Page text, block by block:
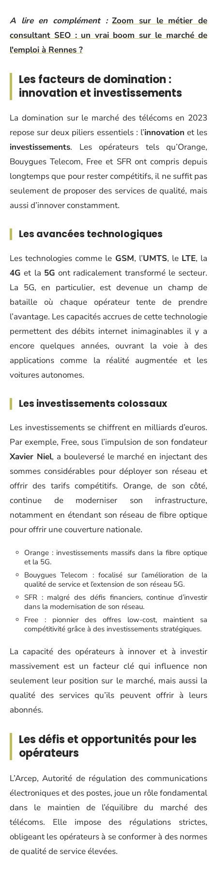
A lire en complément : Zoom sur le métier de
consultant SEO : un vrai boom sur le marché de
l'emploi à Rennes ?
Les facteurs de domination :
innovation et investissements
La domination sur le marché des télécoms en 2023
repose sur deux piliers essentiels : l’innovation et les
investissements. Les opérateurs tels qu’Orange,
Bouygues Telecom, Free et SFR ont compris depuis
longtemps que pour rester compétitifs, il ne suffit pas
seulement de proposer des services de qualité, mais
aussi d’innover constamment.
Les avancées technologiques
Les technologies comme le GSM, l’UMTS, le LTE, la
4G et la 5G ont radicalement transformé le secteur.
La 5G, en particulier, est devenue un champ de
bataille où chaque opérateur tente de prendre
l’avantage. Les capacités accrues de cette technologie
permettent des débits internet inimaginables il y a
encore quelques années, ouvrant la voie à des
applications comme la réalité augmentée et les
voitures autonomes.
Les investissements colossaux
Les investissements se chiffrent en milliards d’euros.
Par exemple, Free, sous l’impulsion de son fondateur
Xavier Niel, a bouleversé le marché en injectant des
sommes considérables pour déployer son réseau et
offrir des tarifs compétitifs. Orange, de son côté,
continue de moderniser son infrastructure,
notamment en étendant son réseau de fibre optique
pour offrir une couverture nationale.
Orange : investissements massifs dans la fibre optique
et la 5G.
Bouygues Telecom : focalisé sur l’amélioration de la
qualité de service et l’extension de son réseau 5G.
SFR : malgré des défis financiers, continue d’investir
dans la modernisation de son réseau.
Free : pionnier des offres low-cost, maintient sa
compétitivité grâce à des investissements stratégiques.
La capacité des opérateurs à innover et à investir
massivement est un facteur clé qui influence non
seulement leur position sur le marché, mais aussi la
qualité des services qu’ils peuvent offrir à leurs
abonnés.
Les défis et opportunités pour les
opérateurs
L’Arcep, Autorité de régulation des communications
électroniques et des postes, joue un rôle fondamental
dans le maintien de l’équilibre du marché des
télécoms. Elle impose des régulations strictes,
obligeant les opérateurs à se conformer à des normes
de qualité de service élevées.